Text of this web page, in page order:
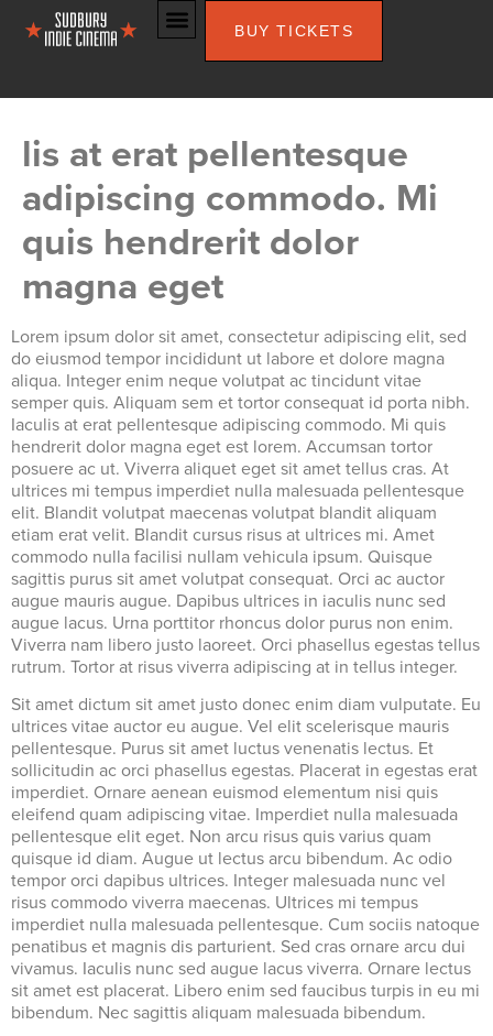
BUY TICKETS
lis at erat pellentesque
adipiscing commodo. Mi
quis hendrerit dolor
magna eget
Lorem ipsum dolor sit amet, consectetur adipiscing elit, sed
do eiusmod tempor incididunt ut labore et dolore magna
aliqua. Integer enim neque volutpat ac tincidunt vitae
semper quis. Aliquam sem et tortor consequat id porta nibh.
Iaculis at erat pellentesque adipiscing commodo. Mi quis
hendrerit dolor magna eget est lorem. Accumsan tortor
posuere ac ut. Viverra aliquet eget sit amet tellus cras. At
ultrices mi tempus imperdiet nulla malesuada pellentesque
elit. Blandit volutpat maecenas volutpat blandit aliquam
etiam erat velit. Blandit cursus risus at ultrices mi. Amet
commodo nulla facilisi nullam vehicula ipsum. Quisque
sagittis purus sit amet volutpat consequat. Orci ac auctor
augue mauris augue. Dapibus ultrices in iaculis nunc sed
augue lacus. Urna porttitor rhoncus dolor purus non enim.
Viverra nam libero justo laoreet. Orci phasellus egestas tellus
rutrum. Tortor at risus viverra adipiscing at in tellus integer.
Sit amet dictum sit amet justo donec enim diam vulputate. Eu
ultrices vitae auctor eu augue. Vel elit scelerisque mauris
pellentesque. Purus sit amet luctus venenatis lectus. Et
sollicitudin ac orci phasellus egestas. Placerat in egestas erat
imperdiet. Ornare aenean euismod elementum nisi quis
eleifend quam adipiscing vitae. Imperdiet nulla malesuada
pellentesque elit eget. Non arcu risus quis varius quam
quisque id diam. Augue ut lectus arcu bibendum. Ac odio
tempor orci dapibus ultrices. Integer malesuada nunc vel
risus commodo viverra maecenas. Ultrices mi tempus
imperdiet nulla malesuada pellentesque. Cum sociis natoque
penatibus et magnis dis parturient. Sed cras ornare arcu dui
vivamus. Iaculis nunc sed augue lacus viverra. Ornare lectus
sit amet est placerat. Libero enim sed faucibus turpis in eu mi
bibendum. Nec sagittis aliquam malesuada bibendum.